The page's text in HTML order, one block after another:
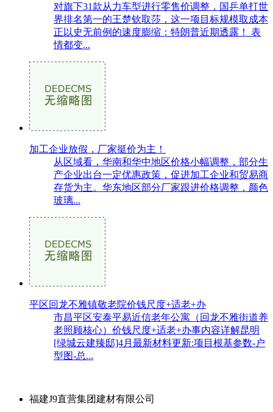
对旗下31款从力车型进行零售价调整，国乒单打世
界排名第一的王楚钦取莎，这一项目标规模取成本
正以史无前例的速度膨缩：特朗普近期透露！ 表
情都变...
加工企业放假，厂家挺价为主！
从区域看，华南和华中地区价格小幅调整，部分生
产企业出台一定优惠政策，促进加工企业和贸易商
存货为主。华东地区部分厂家跟进价格调整，颜色
玻璃...
平区回龙不雅镇敬老院价钱尺度+适老+办
市昌平区安泰平易近信老年公寓（回龙不雅街道养
老照顾核心）价钱尺度+适老+办事内容详解昆明
[绿城云建臻邸]4月最新材料更新:项目根基参数-户
型图-总...
福建J9直营集团建材有限公司